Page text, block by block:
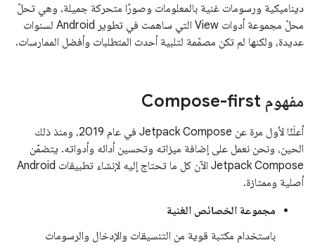
ديناميكية ورسومات غنية بالمعلومات وصورًا متحركة جميلة. وهي تحلّ
محلّ مجموعة أدوات View التي ساهمت في تطوير Android لسنوات
عديدة، ولكنها لم تكن مصمّمة لتلبية أحدث المتطلبات وأفضل الممارسات.
مفهوم Compose-first
أعلَنّا لأول مرة عن Jetpack Compose في عام 2019، ومنذ ذلك
الحين، ونحن نعمل على إضافة ميزاته وتحسين أدائه وأدواته. يتضمّن
Jetpack Compose الآن كل ما تحتاج إليه لإنشاء تطبيقات Android
أصلية وممتازة.
مجموعة الخصائص الغنية
باستخدام مكتبة قوية من التنسيقات والإدخال والرسومات